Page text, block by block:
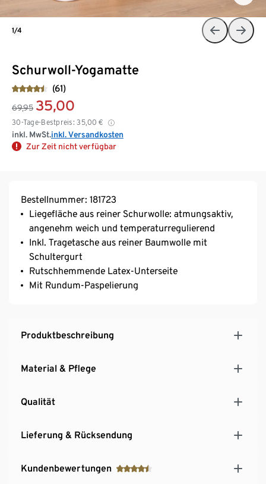
Schurwoll-Yogamatte
(61)
69,95 35,00
30-Tage-Bestpreis: 35,00 €
inkl. MwSt.inkl. Versandkosten
Zur Zeit nicht verfügbar
1/4
Bestellnummer: 181723
Liegefläche aus reiner Schurwolle: atmungsaktiv,
angenehm weich und temperaturregulierend
Inkl. Tragetasche aus reiner Baumwolle mit
Schultergurt
Rutschhemmende Latex-Unterseite
Mit Rundum-Paspelierung
Produktbeschreibung
Material & Pflege
Qualität
Lieferung & Rücksendung
Kundenbewertungen